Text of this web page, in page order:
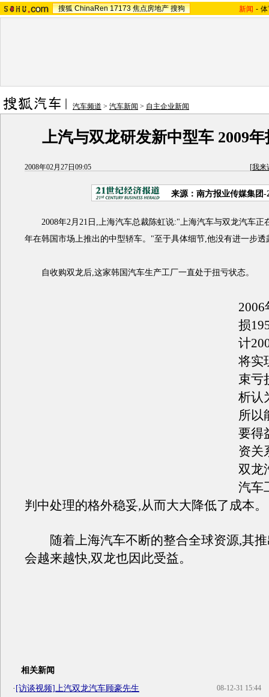
搜狐 ChinaRen 17173 焦点房地产 搜狗 新闻 -
汽车频道 > 汽车新闻 > 自主企业新闻
上汽与双龙研发新中型车 2009
2008年02月27日09:05 [我来
来源：南方报业传媒集团-
2008年2月21日,上海汽车总裁陈虹说:"上海汽车与双龙汽车正
年在韩国市场上推出的中型轿车。"至于具体细节,他没有进一步透
自收购双龙后,这家韩国汽车生产工厂一直处于扭亏状态。
损
计
将实
束亏
析认
所以
要得
资关
双龙
汽车
判中处理的格外稳妥,从而大大降低了成本。
随着上海汽车不断的整合全球资源,其推
会越来越快,双龙也因此受益。
相关新闻
08-12-31 15:44
·[访谈视频]上汽双龙汽车顾豪先生